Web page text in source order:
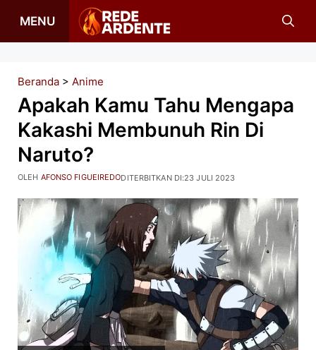
MENU
Beranda > Anime
Apakah Kamu Tahu Mengapa
Kakashi Membunuh Rin Di
Naruto?
DITERBITKAN DI:23 JULI 2023
OLEH AFONSO FIGUEIREDO